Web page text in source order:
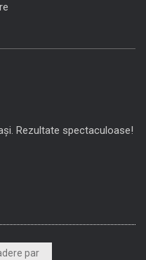
Rezultate spectaculoase!
par